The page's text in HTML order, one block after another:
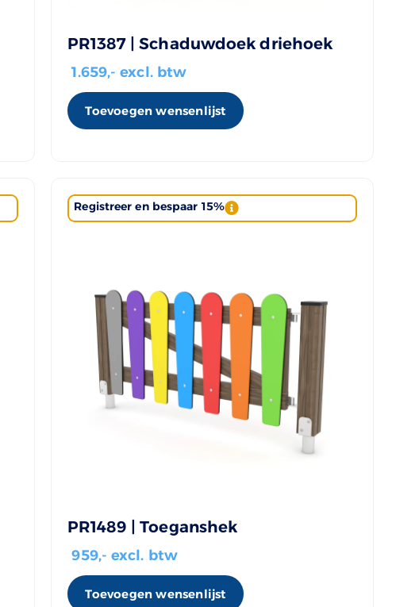
PR1387 | Schaduwdoek driehoek
1.659,- excl. btw
Toevoegen wensenlijst
Registreer en bespaar 15%
PR1489 | Toeganshek
959,- excl. btw
Toevoegen wensenlijst